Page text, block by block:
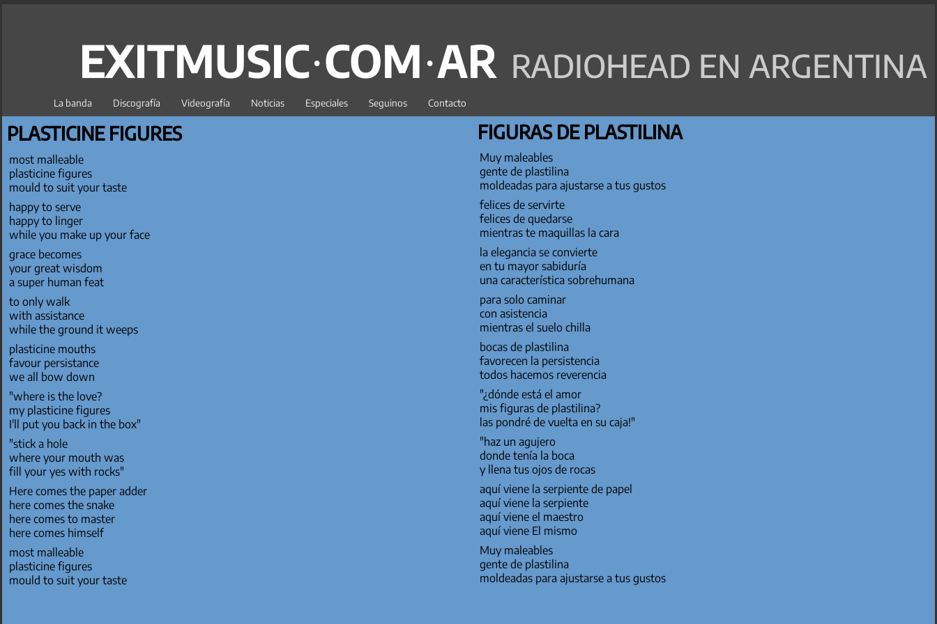
EXITMUSIC·COM·AR RADIOHEAD EN ARGENTINA
La banda Discografía Videografía Noticias Especiales Seguinos Contacto
PLASTICINE FIGURES
most malleable
plasticine figures
mould to suit your taste
happy to serve
happy to linger
while you make up your face
grace becomes
your great wisdom
a super human feat
to only walk
with assistance
while the ground it weeps
plasticine mouths
favour persistance
we all bow down
"where is the love?
my plasticine figures
I'll put you back in the box"
"stick a hole
where your mouth was
fill your yes with rocks"
Here comes the paper adder
here comes the snake
here comes to master
here comes himself
most malleable
plasticine figures
mould to suit your taste
FIGURAS DE PLASTILINA
Muy maleables
gente de plastilina
moldeadas para ajustarse a tus gustos
felices de servirte
felices de quedarse
mientras te maquillas la cara
la elegancia se convierte
en tu mayor sabiduría
una característica sobrehumana
para solo caminar
con asistencia
mientras el suelo chilla
bocas de plastilina
favorecen la persistencia
todos hacemos reverencia
"¿dónde está el amor
mis figuras de plastilina?
las pondré de vuelta en su caja!"
"haz un agujero
donde tenía la boca
y llena tus ojos de rocas
aquí viene la serpiente de papel
aquí viene la serpiente
aquí viene el maestro
aquí viene El mismo
Muy maleables
gente de plastilina
moldeadas para ajustarse a tus gustos